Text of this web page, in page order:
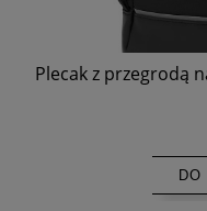
Plecak z przegrodą
DO